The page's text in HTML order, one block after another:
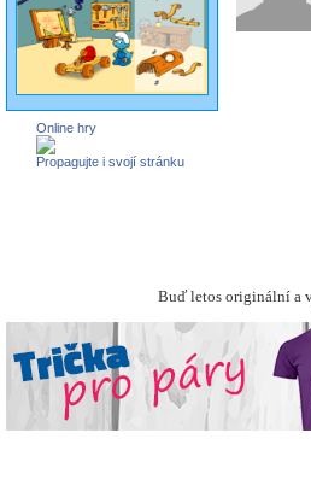
Online hry
Propagujte i svojí stránku
Buď letos originální a